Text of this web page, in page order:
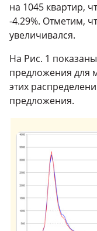
на 1045 квартир,
-4.29%. Отметим,
увеличивался.
На Рис. 1
предложения для
этих
предложения.